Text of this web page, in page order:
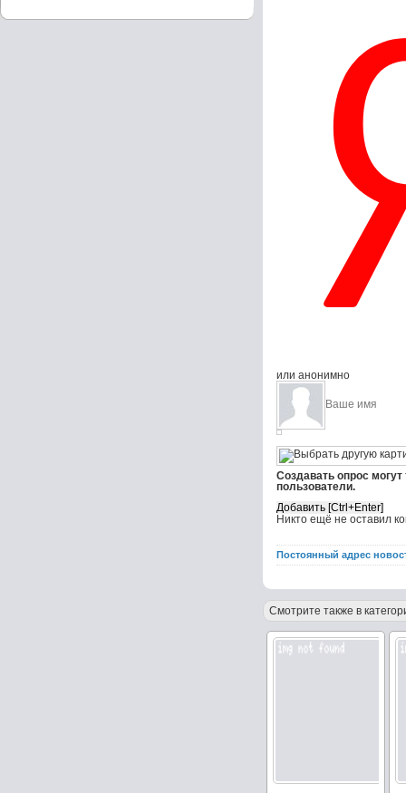
или анонимно
Создавать опрос
пользователи.
Никто ещё не оставил
Постоянный адрес
Смотрите также в